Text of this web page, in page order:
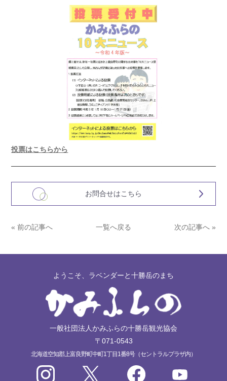
投票はこちらから
お問合せはこちら
« 前の記事へ 一覧へ戻る 次の記事へ »
ようこそ、ラベンダーと十勝岳のまち
一般社団法人かみふらの十勝岳観光協会
〒071-0543
北海道空知郡上富良野町中町1丁目1番8号（セントラルプラザ内）